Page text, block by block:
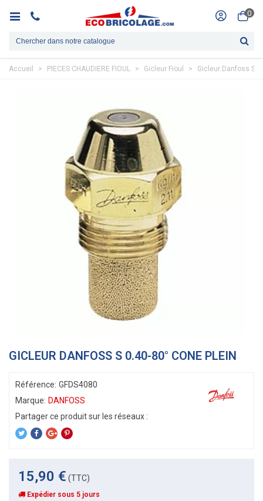
0
Accueil > PIECES CHAUDIERE FIOUL > Gicleur Fioul > Gicleur Danfoss S
GICLEUR DANFOSS S 0.40-80° CONE PLEIN
Référence: GFDS4080
Marque: DANFOSS
15,90 € (TTC)
Expédier sous 5 jours